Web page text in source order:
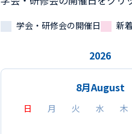
学会・研修会の開催日 新
2026
8月August
日 月 火 水 木